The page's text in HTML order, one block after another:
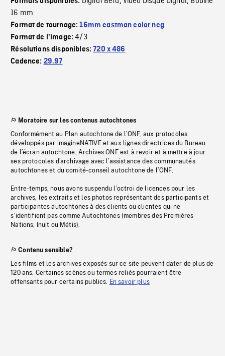
16 mm
Format de tournage:16mm eastman color neg
Format de l'image:4/3
Résolutions disponibles:720 x 486
Cadence: 29.97
Moratoire sur les contenus autochtones
Conformément au Plan autochtone de l’ONF, aux protocoles
développés par imagineNATIVE et aux lignes directrices du Bureau
de l’écran autochtone, Archives ONF est à revoir et à mettre à jour
ses protocoles d’archivage avec l’assistance des communautés
autochtones et du comité-conseil autochtone de l’ONF.
Entre-temps, nous avons suspendu l’octroi de licences pour les
archives, les extraits et les photos représentant des participants et
participantes autochtones à des clients ou clientes qui ne
s’identifient pas comme Autochtones (membres des Premières
Nations, Inuit ou Métis).
Contenu sensible?
Les films et les archives exposés sur ce site peuvent dater de plus de
120 ans. Certaines scènes ou termes reliés pourraient être
offensants pour certains publics. En savoir plus